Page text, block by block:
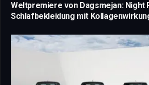
Weltpremiere von Dagsmejan: Night
Schlafbekleidung mit